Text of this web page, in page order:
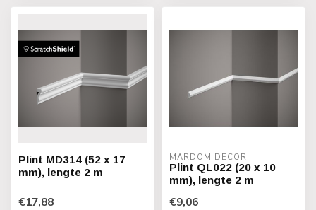
Plint MD314 (52 x 17
mm), lengte 2 m
€17,88
MARDOM DECOR
Plint QL022 (20 x 10
mm), lengte 2 m
€9,06